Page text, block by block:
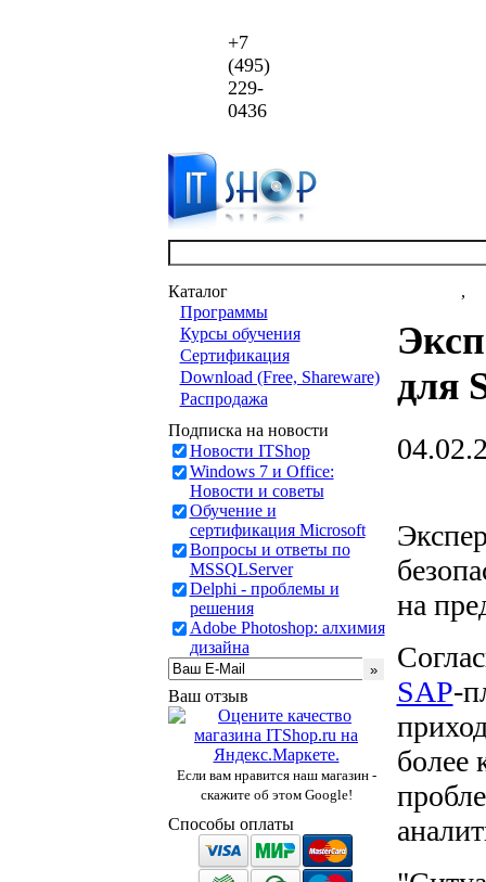
+7
(495)
229-
0436
Каталог
Программы
Курсы обучения
Сертификация
Download (Free, Shareware)
Распродажа
Подписка на новости
Новости ITShop
Windows 7 и Office:
Новости и советы
Обучение и
сертификация Microsoft
Вопросы и ответы по
MSSQLServer
Delphi - проблемы и
решения
Adobe Photoshop: алхимия
дизайна
Ваш отзыв
Если вам нравится наш магазин -
скажите об этом Google!
Способы оплаты
,
для
на
SAP-
более